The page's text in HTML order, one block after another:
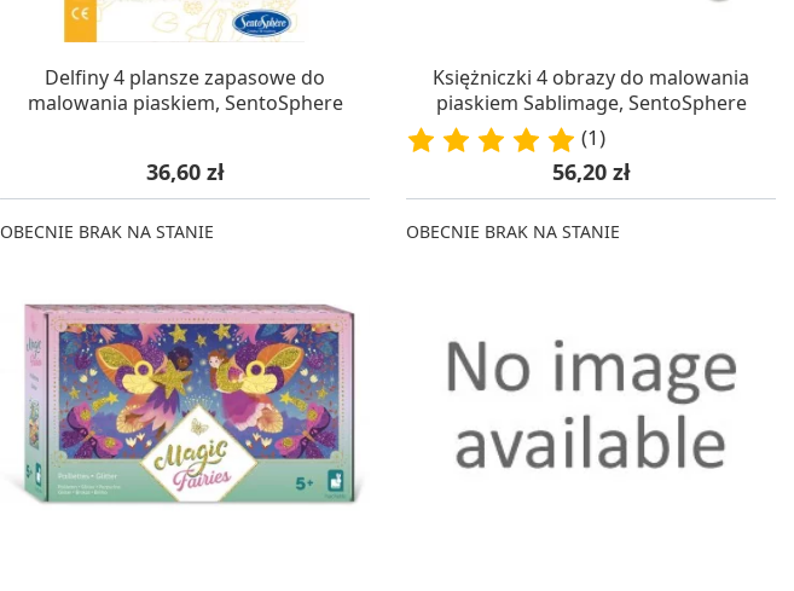
Delfiny 4 plansze zapasowe do
malowania piaskiem, SentoSphere
Cena
36,60 zł
Księżniczki 4 obrazy do malowania
piaskiem Sablimage, SentoSphere
(1)
Cena
56,20 zł
OBECNIE BRAK NA STANIE OBECNIE BRAK NA STANIE